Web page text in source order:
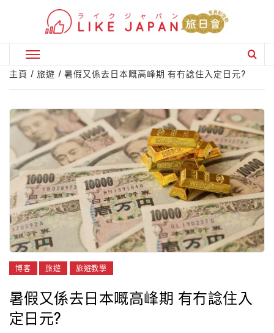
Primary
Menu
主頁 旅遊 暑假又係去日本嘅高峰期 有冇諗住入定日元?
博客 旅遊 旅遊教學
暑假又係去日本嘅高峰期 有冇諗住入
定日元?